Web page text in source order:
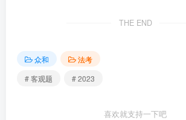
THE END
众和
法考
# 客观题
# 2023
喜欢就支持一下吧